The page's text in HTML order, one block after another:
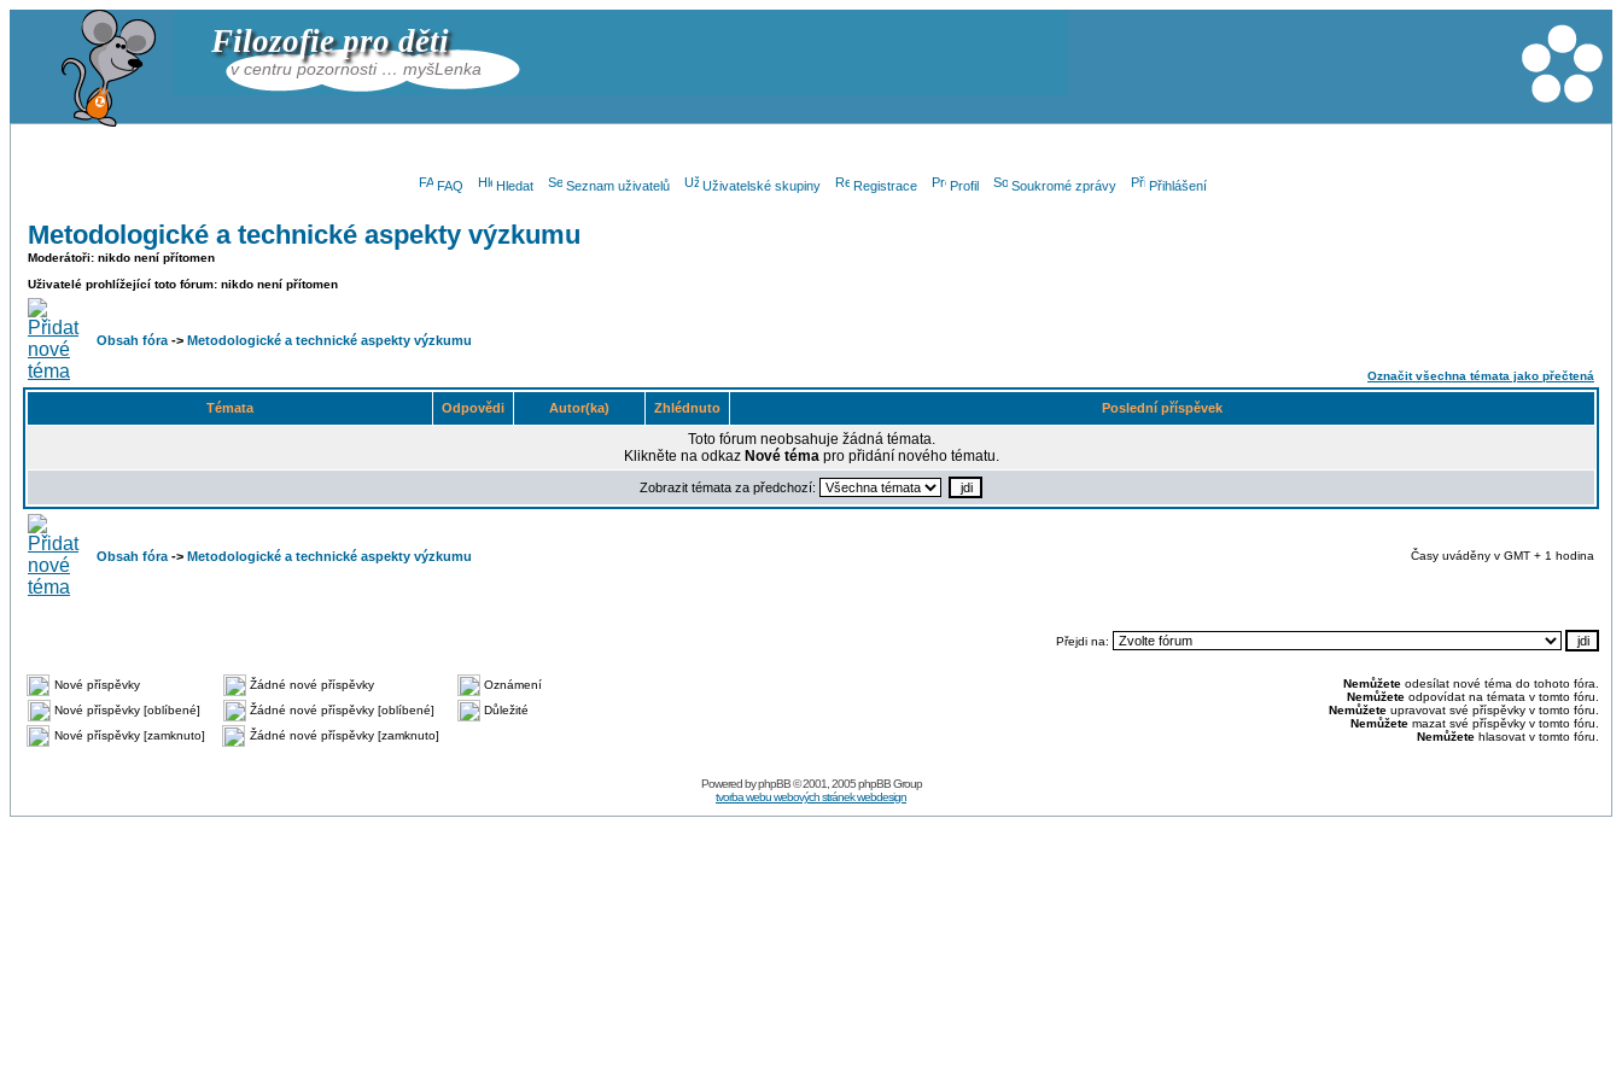
Filozofie pro děti
v centru pozornosti … myšLenka
FAQ Hledat Seznam uživatelů Uživatelské skupiny Registrace Profil Soukromé zprávy Přihlášení
Metodologické a technické aspekty výzkumu
Moderátoři: nikdo není přítomen
Uživatelé prohlížející toto fórum: nikdo není přítomen
Obsah fóra -> Metodologické a technické aspekty výzkumu
Označit všechna témata jako přečtená
Témata Odpovědi Autor(ka) Zhlédnuto Poslední příspěvek
Toto fórum neobsahuje žádná témata.
Klikněte na odkaz Nové témapro přidání nového tématu.
Zobrazit témata za předchozí:
Obsah fóra -> Metodologické a technické aspekty výzkumu Časy uváděny v GMT + 1 hodina
Přejdi na:
Nové příspěvky Žádné nové příspěvky
Oznámení
Nové příspěvky [oblíbené]
Žádné nové příspěvky [oblíbené]
Důležité
Nové příspěvky [zamknuto]
Žádné nové příspěvky [zamknuto]
Nemůžete odesílat nové téma do tohoto fóra.
Nemůžete odpovídat na témata v tomto fóru.
Nemůžete upravovat své příspěvky v tomto fóru.
Nemůžete mazat své příspěvky v tomto fóru.
Nemůžete hlasovat v tomto fóru.
Powered byphpBB© 2001, 2005 phpBB Group
tvorba webu webových stránek webdesign